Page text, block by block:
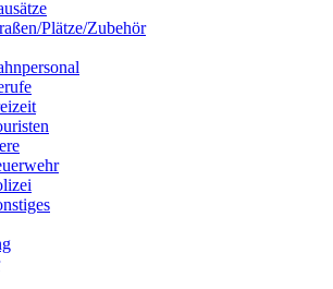
Plätze/Zubehör